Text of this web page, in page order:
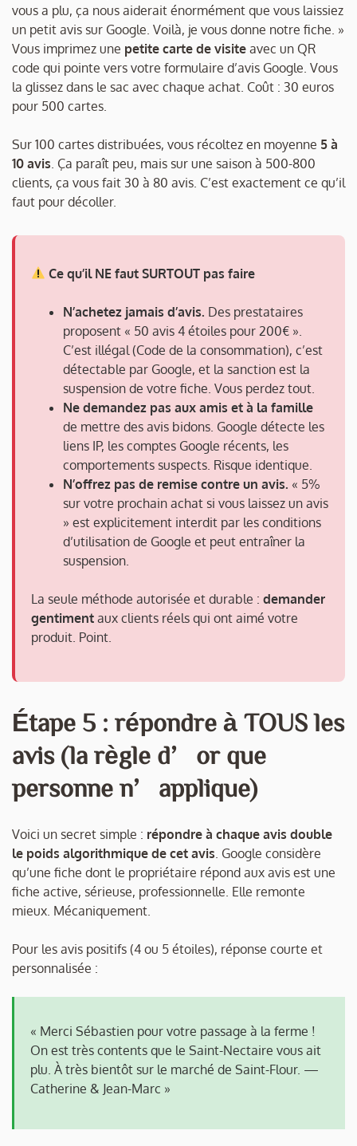
vous a plu, ça nous aiderait énormément que vous laissiez
un petit avis sur Google. Voilà, je vous donne notre fiche. »
Vous imprimez une petite carte de visite avec un QR
code qui pointe vers votre formulaire d’avis Google. Vous
la glissez dans le sac avec chaque achat. Coût : 30 euros
pour 500 cartes.
Sur 100 cartes distribuées, vous récoltez en moyenne 5 à
10 avis . Ça paraît peu, mais sur une saison à 500-800
clients, ça vous fait 30 à 80 avis. C’est exactement ce qu’il
faut pour décoller.
Ce qu’il NE faut SURTOUT pas faire
N’achetez jamais d’avis. Des prestataires
proposent « 50 avis 4 étoiles pour 200€ ».
C’est illégal (Code de la consommation), c’est
détectable par Google, et la sanction est la
suspension de votre fiche. Vous perdez tout.
Ne demandez pas aux amis et à la famille
de mettre des avis bidons. Google détecte les
liens IP, les comptes Google récents, les
comportements suspects. Risque identique.
N’offrez pas de remise contre un avis. « 5%
sur votre prochain achat si vous laissez un avis
» est explicitement interdit par les conditions
d’utilisation de Google et peut entraîner la
suspension.
La seule méthode autorisée et durable : demander
gentiment aux clients réels qui ont aimé votre
produit. Point.
Étape 5 : répondre à TOUS les
avis (la règle d’or que
personne n’applique)
Voici un secret simple : répondre à chaque avis double
le poids algorithmique de cet avis. Google considère
qu’une fiche dont le propriétaire répond aux avis est une
fiche active, sérieuse, professionnelle. Elle remonte
mieux. Mécaniquement.
Pour les avis positifs (4 ou 5 étoiles), réponse courte et
personnalisée :
« Merci Sébastien pour votre passage à la ferme !
On est très contents que le Saint-Nectaire vous ait
plu. À très bientôt sur le marché de Saint-Flour. —
Catherine & Jean-Marc »